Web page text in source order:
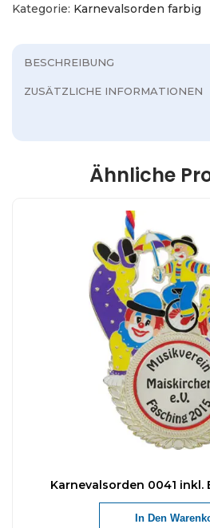
Kategorie: Karnevalsorden farbig
BESCHREIBUNG
ZUSÄTZLICHE INFORMATIONEN
Ähnliche
Karnevalsorden 0041 inkl.
In Den